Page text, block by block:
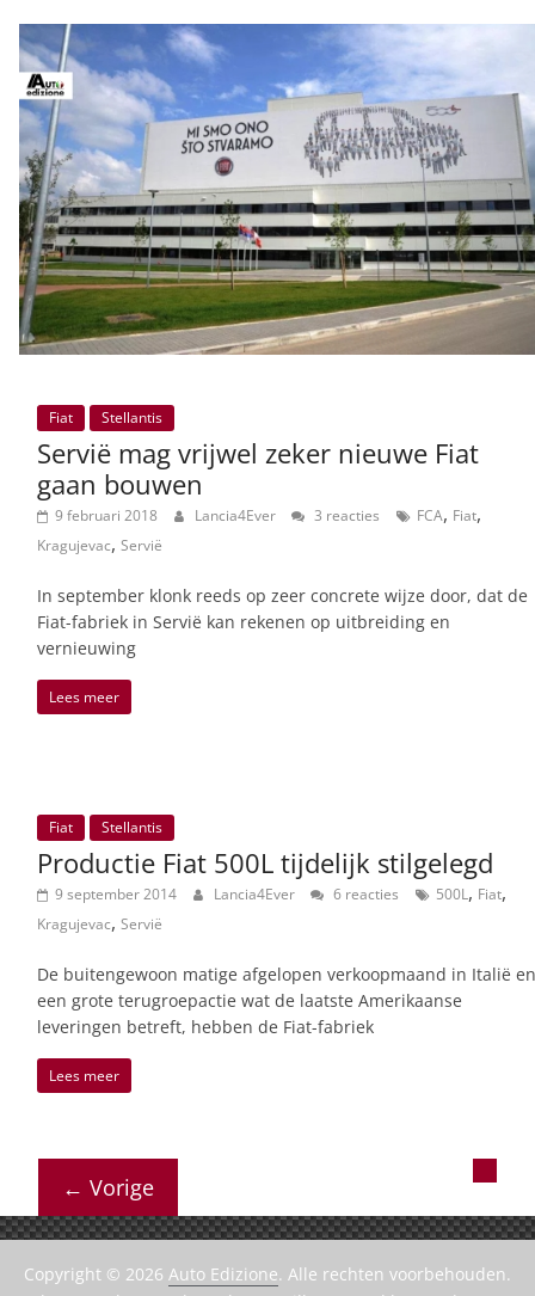
Fiat Stellantis
Servië mag vrijwel zeker nieuwe Fiat
gaan bouwen
9 februari 2018 Lancia4Ever 3 reacties FCA, Fiat,
Kragujevac, Servië
In september klonk reeds op zeer concrete wijze door, dat de
Fiat-fabriek in Servië kan rekenen op uitbreiding en
vernieuwing
Lees meer
Fiat Stellantis
Productie Fiat 500L tijdelijk stilgelegd
9 september 2014 Lancia4Ever 6 reacties 500L, Fiat,
Kragujevac, Servië
De buitengewoon matige afgelopen verkoopmaand in Italië en
een grote terugroepactie wat de laatste Amerikaanse
leveringen betreft, hebben de Fiat-fabriek
Lees meer
← Vorige
Copyright © 2026 Auto Edizione. Alle rechten voorbehouden.